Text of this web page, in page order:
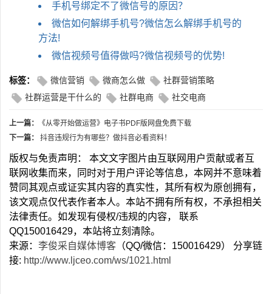
手机号绑定不了微信号的原因？
微信如何解绑手机号?微信怎么解绑手机号的
方法!
微信视频号值得做吗?微信视频号的优势!
标签： 微信营销 微商怎么做
社群营销策略
社群运营是干什么的
社群电商 社交电商
上一篇：
《从零开始做运营》电子书PDF版网盘免费下载
下一篇：
抖音违规行为有哪些？做抖音必看资料！
版权与免责声明： 本文文字图片由互联网用户贡献或者互
联网收集而来，同时对于用户评论等信息，本网并不意味着
赞同其观点或证实其内容的真实性，其所有权为原创拥有，
该文观点仅代表作者本人。本站不拥有所有权，不承担相关
法律责任。如发现有侵权/违规的内容， 联系
QQ150016429，本站将立刻清除。
来源： 李俊采自媒体博客 （QQ/微信：150016429） 分享链
接: http://www.ljceo.com/ws/1021.html